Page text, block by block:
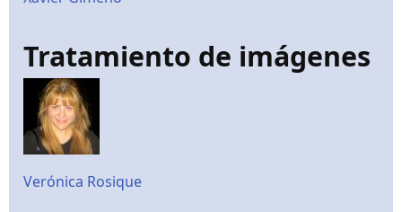
Tratamiento de imágenes
Verónica Rosique